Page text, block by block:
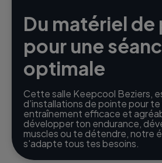
Du matériel
pour une
optimale
Cette salle Keepcool Beziers,
d’installations de pointe pour
entraînement efficace et
développer ton endurance,
muscles ou te détendre, notre
s'adapte tous tes besoins.